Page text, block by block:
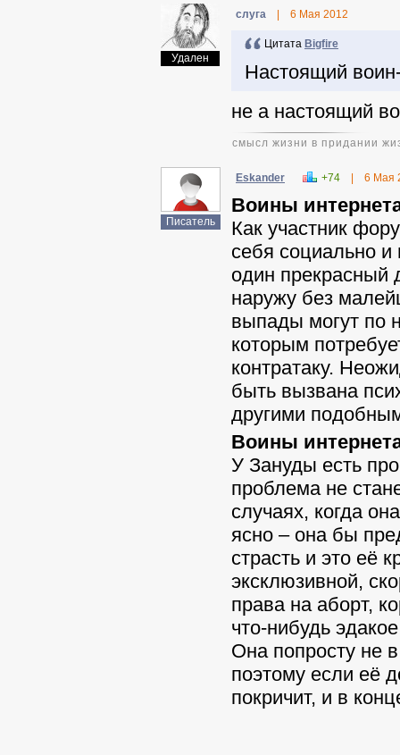
Удален
слуга 6 Мая 2012
Цитата Bigfire
Настоящий
не а настоящий
смысл жизни в придании
Писатель
Eskander +74 6 Мая
Воины
Как участник
себя социально
один прекрасный
наружу без
выпады могут по
которым
контратаку.
быть вызвана
другими
Воины
У Зануды есть
проблема не
случаях, когда
ясно – она бы
страсть и это её
эксклюзивной,
права на аборт,
что-нибудь
Она попросту не
поэтому если её
покричит, и в